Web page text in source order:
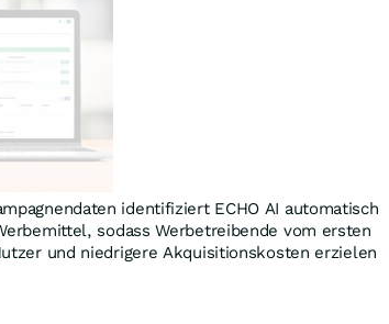
identifiziert ECHO AI automatisch
sodass Werbetreibende vom ersten
und niedrigere Akquisitionskosten erzielen